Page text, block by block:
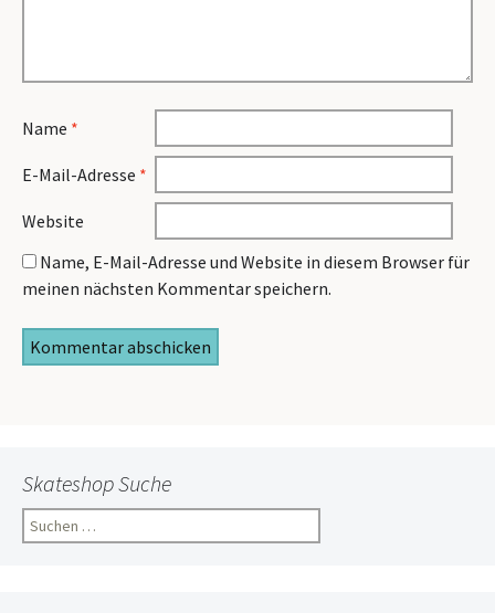
Name *
E-Mail-Adresse *
Website
Name, E-Mail-Adresse und Website in diesem Browser für
meinen nächsten Kommentar speichern.
Skateshop Suche
Suchen
nach: